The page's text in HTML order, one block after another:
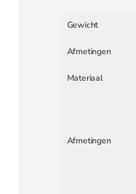
Gewicht
Afmetingen
Materiaal
Afmetingen